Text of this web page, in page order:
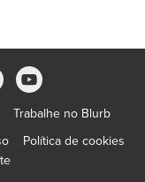
Trabalhe no Blurb
Política de cookies